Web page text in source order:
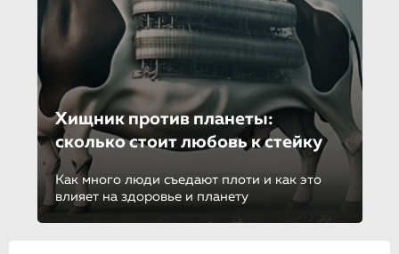
Хищник против планеты:
сколько стоит любовь к стейку
Как много люди съедают плоти и как это
влияет на здоровье и планету